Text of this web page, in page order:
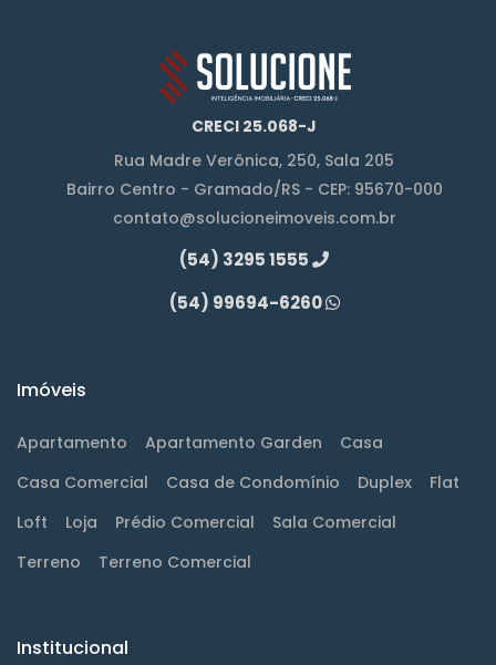
CRECI 25.068-J
Rua Madre Verônica, 250, Sala 205
Bairro Centro - Gramado/RS - CEP: 95670-000
contato@solucioneimoveis.com.br
(54) 3295 1555
(54) 99694-6260
Imóveis
Apartamento Apartamento Garden
Casa
Casa Comercial
Casa de Condomínio Duplex
Flat
Loft
Loja Prédio Comercial
Sala Comercial
Terreno
Terreno Comercial
Institucional